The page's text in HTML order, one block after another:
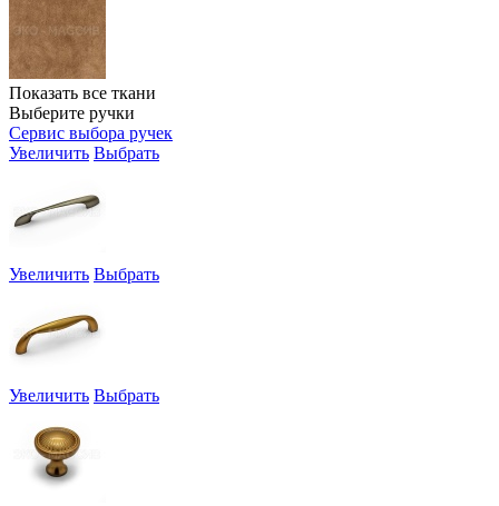
Показать все ткани
Выберите ручки
Сервис выбора ручек
Увеличить Выбрать
Увеличить Выбрать
Увеличить Выбрать